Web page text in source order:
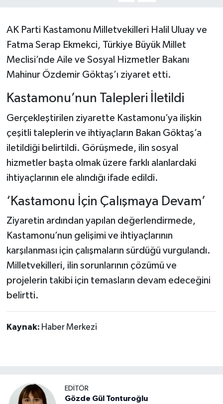
AK Parti Kastamonu Milletvekilleri Halil Uluay ve
Fatma Serap Ekmekci, Türkiye Büyük Millet
Meclisi’nde Aile ve Sosyal Hizmetler Bakanı
Mahinur Özdemir Göktaş’ı ziyaret etti.
Kastamonu’nun Talepleri İletildi
Gerçekleştirilen ziyarette Kastamonu’ya ilişkin
çeşitli taleplerin ve ihtiyaçların Bakan Göktaş’a
iletildiği belirtildi. Görüşmede, ilin sosyal
hizmetler başta olmak üzere farklı alanlardaki
ihtiyaçlarının ele alındığı ifade edildi.
‘Kastamonu İçin Çalışmaya Devam’
Ziyaretin ardından yapılan değerlendirmede,
Kastamonu’nun gelişimi ve ihtiyaçlarının
karşılanması için çalışmaların sürdüğü vurgulandı.
Milletvekilleri, ilin sorunlarının çözümü ve
projelerin takibi için temasların devam edeceğini
belirtti.
Kaynak: Haber Merkezi
EDİTÖR
Gözde Gül Tonturoğlu
Merkez Haberleri
Pınarbaşı Haberleri
Şenpazar Haberleri
Seydiler Haberleri
Taşköprü Haberleri
Tosya Haberleri
Karadeniz Haberleri
Ulusal Haberler
Siyaset Haberleri
Dünya Haberleri